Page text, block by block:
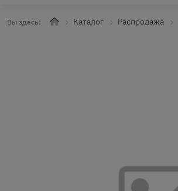
Вы здесь: Каталог Распродажа